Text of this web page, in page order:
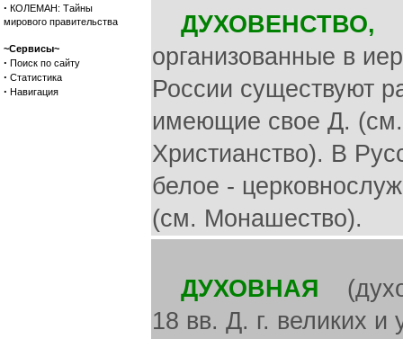
· КОЛЕМАН: Тайны
мирового правительства
~Сервисы~
· Поиск по сайту
· Статистика
· Навигация
ДУХОВЕНСТВО,
организованные в
России существуют
имеющие свое Д.
Христианство). В
белое -
(см. Монашество).
ДУХОВНАЯ
18 вв. Д. г. великих